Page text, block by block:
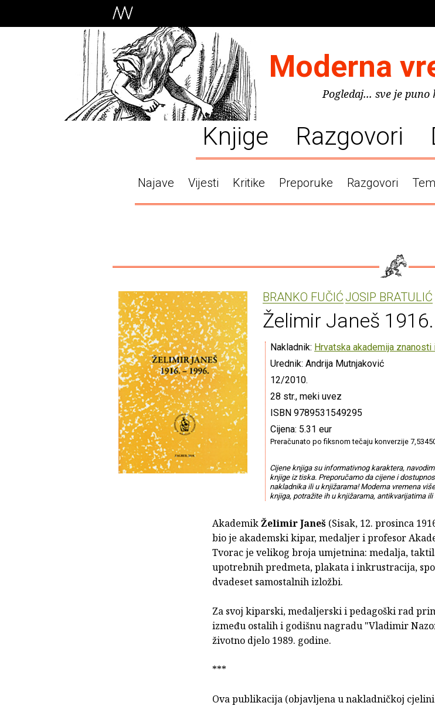
Moderna
Pogledaj... sve je puno
Knjige Razgovori
Najave Vijesti Kritike Preporuke Razgovori
BRANKO FUČIĆJOSIP BRATULIĆ
Želimir Janeš
Nakladnik: Hrvatska akademija
Urednik: Andrija Mutnjaković
12/2010.
28 str., meki uvez
ISBN 9789531549295
Cijena: 5.31 eur
Preračunato po fiksnom tečaju konverzije
Cijene knjiga su informativnog karaktera,
knjige iz tiska. Preporučamo da cijene i
nakladnika ili u knjižarama! Moderna vremena
knjiga, potražite ih u knjižarama, antikvarijatima ili
AkademikŽelimir Janeš (Sisak, 12. prosinca
bio je akademski kipar, medaljer i profesor
Tvorac je velikog broja umjetnina: medalja,
upotrebnih predmeta, plakata i inkrustracija,
dvadeset samostalnih izložbi.
Za svoj kiparski, medaljerski i pedagoški rad
između ostalih i godišnu nagradu "Vladimir
životno djelo 1989. godine.
***
Ova publikacija (objavljena u nakladničkoj cjelini